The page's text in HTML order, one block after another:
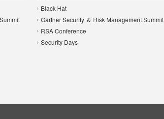
Black Hat
Gartner Security ＆ Risk Management Summit
RSA Conference
Security Days